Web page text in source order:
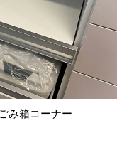
み箱コーナー